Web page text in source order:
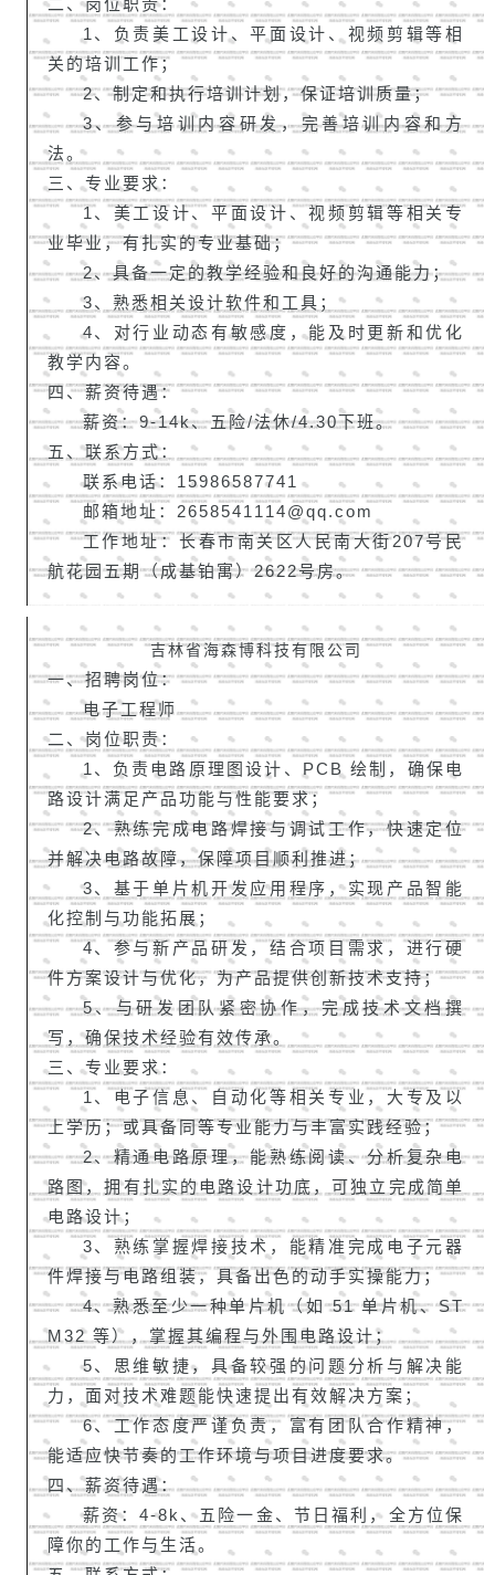
二、岗位职责：
1、负责美工设计、平面设计、视频剪辑等相
关的培训工作；
2、制定和执行培训计划，保证培训质量；
3、参与培训内容研发，完善培训内容和方
法。
三、专业要求：
1、美工设计、平面设计、视频剪辑等相关专
业毕业，有扎实的专业基础；
2、具备一定的教学经验和良好的沟通能力；
3、熟悉相关设计软件和工具；
4、对行业动态有敏感度，能及时更新和优化
教学内容。
四、薪资待遇：
薪资：9-14k、五险/法休/4.30下班。
五、联系方式：
联系电话：15986587741
邮箱地址：2658541114@qq.com
工作地址：长春市南关区人民南大街207号民
航花园五期（成基铂寓）2622号房。
吉林省海森博科技有限公司
一、招聘岗位：
电子工程师
二、岗位职责：
1、负责电路原理图设计、PCB 绘制，确保电
路设计满足产品功能与性能要求；
2、熟练完成电路焊接与调试工作，快速定位
并解决电路故障，保障项目顺利推进；
3、基于单片机开发应用程序，实现产品智能
化控制与功能拓展；
4、参与新产品研发，结合项目需求，进行硬
件方案设计与优化，为产品提供创新技术支持；
5、与研发团队紧密协作，完成技术文档撰
写，确保技术经验有效传承。
三、专业要求：
1、电子信息、自动化等相关专业，大专及以
上学历；或具备同等专业能力与丰富实践经验；
2、精通电路原理，能熟练阅读、分析复杂电
路图，拥有扎实的电路设计功底，可独立完成简单
电路设计；
3、熟练掌握焊接技术，能精准完成电子元器
件焊接与电路组装，具备出色的动手实操能力；
4、熟悉至少一种单片机（如 51 单片机、ST
M32 等），掌握其编程与外围电路设计；
5、思维敏捷，具备较强的问题分析与解决能
力，面对技术难题能快速提出有效解决方案；
6、工作态度严谨负责，富有团队合作精神，
能适应快节奏的工作环境与项目进度要求。
四、薪资待遇：
薪资：4-8k、五险一金、节日福利，全方位保
障你的工作与生活。